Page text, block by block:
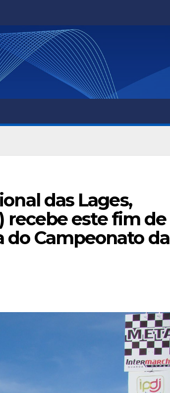
das Lages,
recebe este fim de
do Campeonato da